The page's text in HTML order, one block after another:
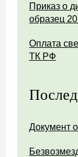
Приказ о
образец
Оплата
ТК РФ
Документ